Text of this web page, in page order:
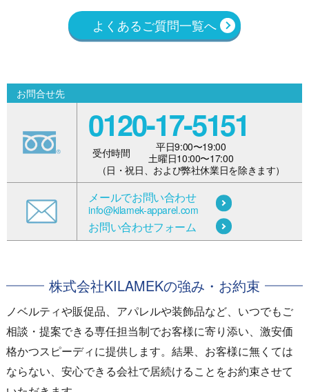
よくあるご質問一覧へ
お問合せ先
0120-17-5151
受付時間
平日9:00〜19:00
土曜日10:00〜17:00
（日・祝日、および弊社休業日を除きます）
メールでお問い合わせ
info@kilamek-apparel.com
お問い合わせフォーム
株式会社KILAMEKの強み・お約束
ノベルティや販促品、アパレルや装飾品など、いつでもご
相談・提案できる専任担当制でお客様に寄り添い、激安価
格かつスピーディに提供します。結果、お客様に無くては
ならない、安心できる会社で居続けることをお約束させて